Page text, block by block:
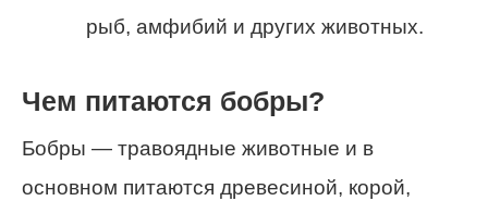
рыб, амфибий и других животных.
Чем питаются бобры?
Бобры — травоядные животные и в
основном питаются древесиной, корой,